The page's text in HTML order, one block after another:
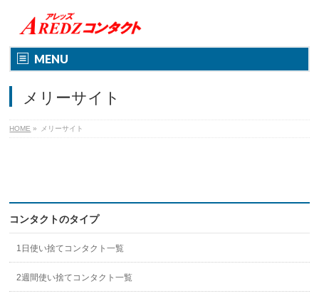
MENU
メリーサイト
HOME » メリーサイト
コンタクトのタイプ
1日使い捨てコンタクト一覧
2週間使い捨てコンタクト一覧